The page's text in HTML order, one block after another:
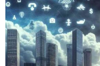
i
a
s
d
e
l